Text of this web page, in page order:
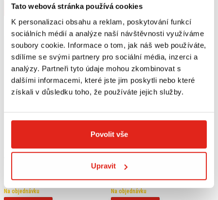
Tato webová stránka používá cookies
K personalizaci obsahu a reklam, poskytování funkcí
sociálních médií a analýze naší návštěvnosti využíváme
soubory cookie. Informace o tom, jak náš web používáte,
sdílíme se svými partnery pro sociální média, inzerci a
analýzy. Partneři tyto údaje mohou zkombinovat s
dalšími informacemi, které jste jim poskytli nebo které
získali v důsledku toho, že používáte jejich služby.
Povolit vše
Upravit
Koupit Koupit
SW MOTECH PRO BLAZE H BOČNÍ
TAŠKY KAWASAKI Z1000 SX/NINJA
1000SX
Na objednávku
SW MOTECH ŘADÍCÍ PÁKA
Na objednávku